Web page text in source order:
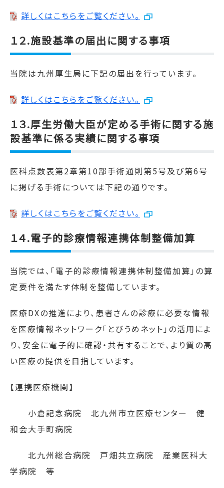
詳しくはこちらをご覧ください。
１２.施設基準の届出に関する事項
当院は九州厚生局に下記の届出を行っています。
詳しくはこちらをご覧ください。
１３.厚生労働大臣が定める手術に関する施
設基準に係る実績に関する事項
医科点数表第2章第10部手術通則第5号及び第6号
に掲げる手術については下記の通りです。
詳しくはこちらをご覧ください。
１４.電子的診療情報連携体制整備加算
当院では、「電子的診療情報連携体制整備加算」の算
定要件を満たす体制を整備しています。
医療DXの推進により、患者さんの診療に必要な情報
を医療情報ネットワーク「とびうめネット」の活用によ
り、安全に電子的に確認・共有することで、より質の高
い医療の提供を目指しています。
【連携医療機関】
小倉記念病院 北九州市立医療センター 健
和会大手町病院
北九州総合病院 戸畑共立病院 産業医科大
学病院 等